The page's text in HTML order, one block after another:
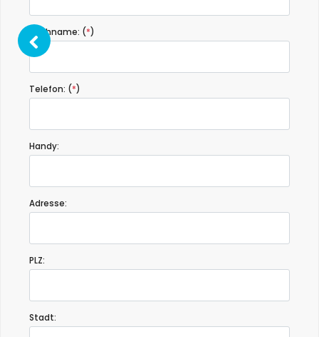
Nachname: (*)
Telefon: (*)
Handy:
Adresse:
PLZ:
Stadt: